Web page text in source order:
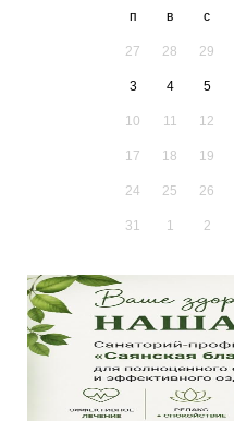
п в с
27 28 29
3 4 5
10 11 12
17 18 19
24 25 26
31 1 2